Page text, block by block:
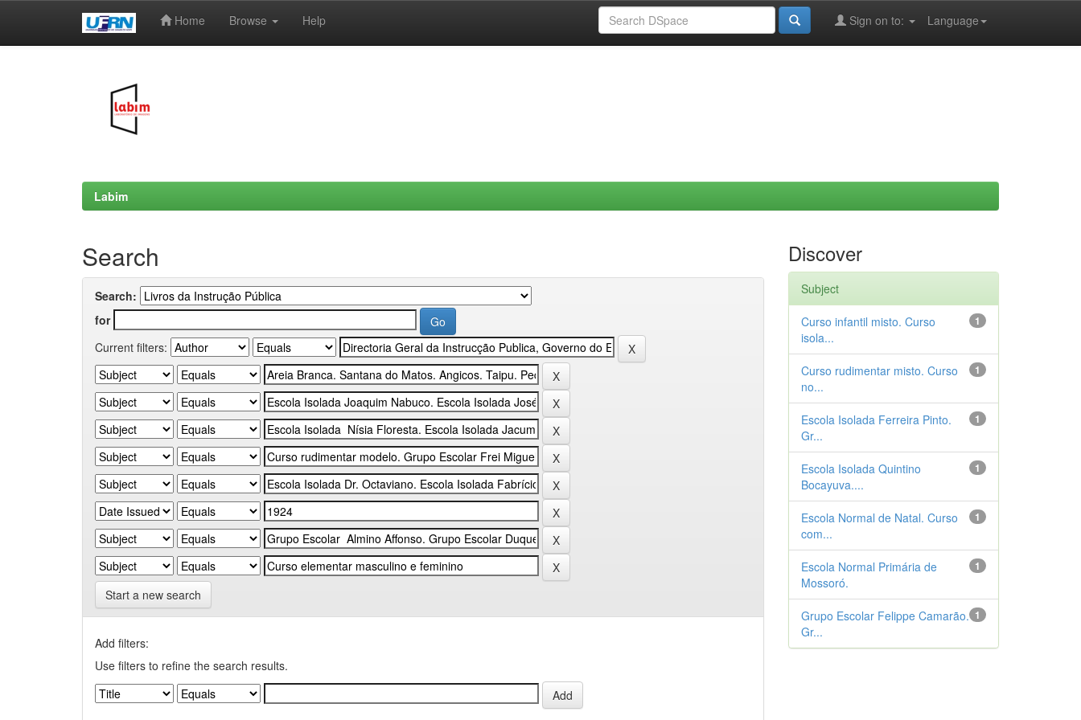
Home Browse Help Language
Sign on to:
Labim
Search
Search:
for
Current filters:
Start a new search
Add filters:
Use filters to refine the search results.
Discover
Subject
1
Curso infantil misto. Curso
isola...
1
Curso rudimentar misto. Curso
no...
1
Escola Isolada Ferreira Pinto.
Gr...
1
Escola Isolada Quintino
Bocayuva....
1
Escola Normal de Natal. Curso
com...
1
Escola Normal Primária de
Mossoró.
1
Grupo Escolar Felippe Camarão.
Gr...